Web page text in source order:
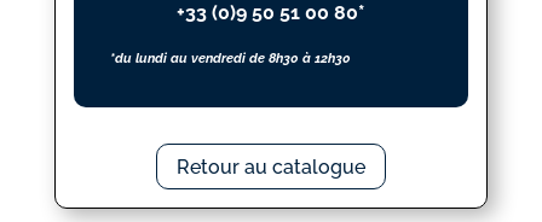
+33 (0)9 50 51 00 80*
*du lundi au vendredi de 8h30 à 12h30
Retour au catalogue